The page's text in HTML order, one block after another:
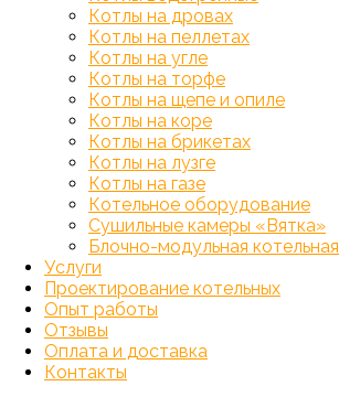
Котлы на дровах
Котлы на пеллетах
Котлы на угле
Котлы на торфе
Котлы на щепе и опиле
Котлы на коре
Котлы на брикетах
Котлы на лузге
Котлы на газе
Котельное оборудование
Сушильные камеры «Вятка»
Блочно-модульная котельная
Услуги
Проектирование котельных
Опыт работы
Отзывы
Оплата и доставка
Контакты